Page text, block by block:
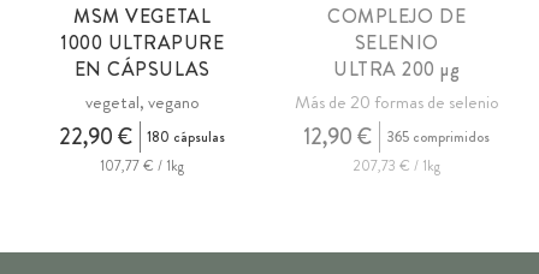
MSM VEGETAL
1000 ULTRAPURE
EN CÁPSULAS
vegetal, vegano
22,90 €
180 cápsulas
107,77 € / 1kg
COMPLEJO DE
SELENIO
ULTRA 200 µg
Más de 20 formas de selenio
12,90 €
365 comprimidos
207,73 € / 1kg